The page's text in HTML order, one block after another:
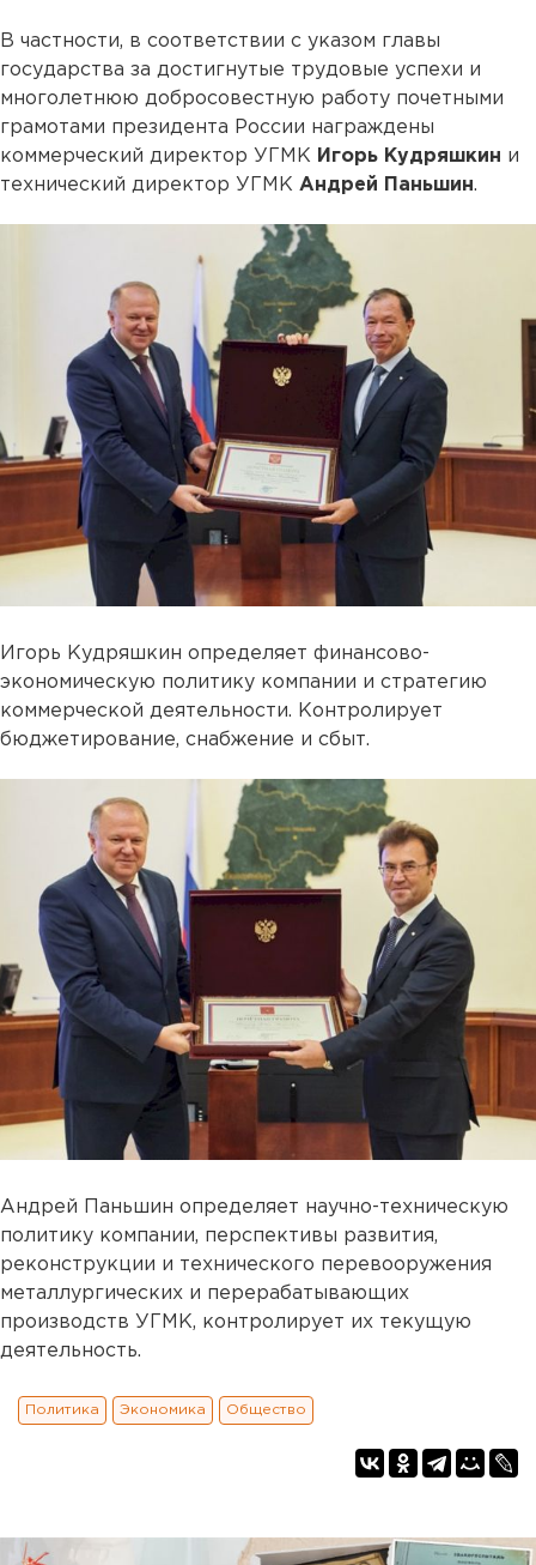
В частности, в соответствии с указом главы
государства за достигнутые трудовые успехи и
многолетнюю добросовестную работу почетными
грамотами президента России награждены
коммерческий директор УГМК Игорь Кудряшкин и
технический директор УГМК Андрей Паньшин.
Игорь Кудряшкин определяет финансово-
экономическую политику компании и стратегию
коммерческой деятельности. Контролирует
бюджетирование, снабжение и сбыт.
Андрей Паньшин определяет научно-техническую
политику компании, перспективы развития,
реконструкции и технического перевооружения
металлургических и перерабатывающих
производств УГМК, контролирует их текущую
деятельность.
Политика Экономика Общество